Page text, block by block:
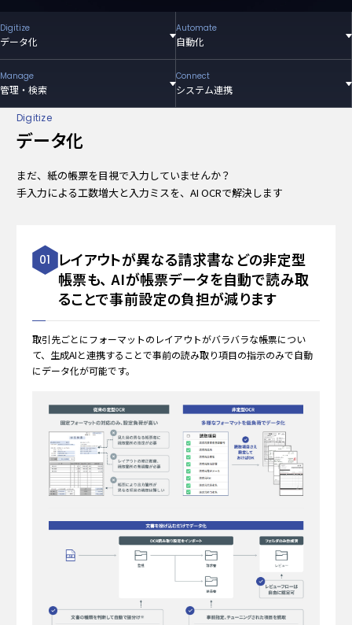
Digitize
データ化
Automate
自動化
Manage
管理・検索
Connect
システム連携
Digitize
データ化
まだ、紙の帳票を目視で入力していませんか？
手入力による工数増大と入力ミスを、AI OCRで解決します
01
レイアウトが異なる請求書などの非定型
帳票も、 AIが帳票データを自動で読み取
ることで事前設定の負担が減ります
取引先ごとにフォーマットのレイアウトがバラバラな帳票につい
て、生成AIと連携することで事前の読み取り項目の指示のみで自動
にデータ化が可能です。